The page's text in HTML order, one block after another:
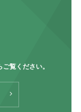
覧ください。